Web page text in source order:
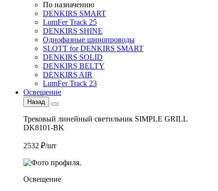
По назначению
DENKIRS SMART
LumFer Track 25
DENKIRS SHINE
Однофазные шинопроводы
SLOTT for DENKIRS SMART
DENKIRS SOLID
DENKIRS BELTY
DENKIRS AIR
LumFer Track 23
Освещение
Назад
Трековый линейный светильник SIMPLE GRILL
DK8101-BK
2532 ₽/шт
Освещение